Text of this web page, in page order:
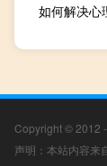
如何解决心
Copyright © 2012
声明：本站内容来